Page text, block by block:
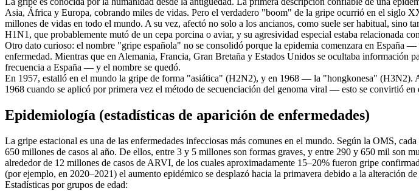
Asia, África y Europa, cobrando miles de vidas. Pero el verdadero "boom" de la gripe ocurrió en el
millones de vidas en todo el mundo. A su vez, afectó no solo a los ancianos, como suele ser habitual, sino
H1N1, que probablemente mutó de un cepa porcina o aviar, y su agresividad especial estaba relacionada
Otro dato curioso: el nombre "gripe española" no se consolidó porque la epidemia comenzara en España
enfermedad. Mientras que en Alemania, Francia, Gran Bretaña y Estados Unidos se ocultaba información
frecuencia a España — y el nombre se quedó.
En 1957, estalló en el mundo la gripe de forma "asiática" (H2N2), y en 1968 — la "hongkonesa" (H3N2).
1968 cuando se aplicó por primera vez el método de secuenciación del genoma viral — esto se convirtió
Epidemiología (estadísticas de aparición de enfermedades)
La gripe estacional es una de las enfermedades infecciosas más comunes en el mundo. Según la OMS,
650 millones de casos al año. De ellos, entre 3 y 5 millones son formas graves, y entre 290 y 650 mil son
alrededor de 12 millones de casos de ARVI, de los cuales aproximadamente 15–20% fueron gripe
(por ejemplo, en 2020–2021) el aumento epidémico se desplazó hacia la primavera debido a la alteración
Estadísticas por grupos de edad: